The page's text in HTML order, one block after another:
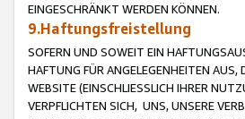
EINGESCHRÄNKT WERDEN KÖNNEN.
9.Haftungsfreistellung
SOFERN UND SOWEIT EIN
HAFTUNG FÜR ANGELEGENHEITEN
WEBSITE (EINSCHLIESSLICH IHRER
VERPFLICHTEN SICH, UNS, UNSERE